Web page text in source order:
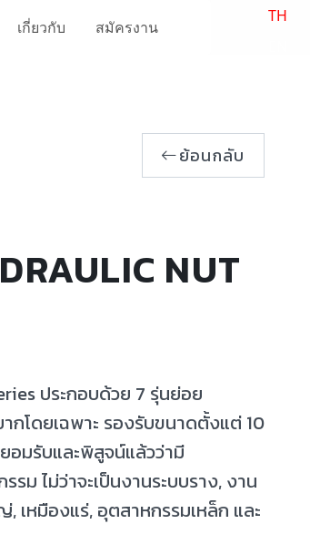
เกี่ยวกับ สมัครงาน
ย้อนกลับ
NUT
ประกอบด้วย 7 รุ่นย่อย
โดยเฉพาะ รองรับขนาดตั้งแต่ 10
อมรับและพิสูจน์แล้วว่ามี
ม ไม่ว่าจะเป็นงานระบบราง, งาน
เหมืองแร่, อุตสาหกรรมเหล็ก และ
TH